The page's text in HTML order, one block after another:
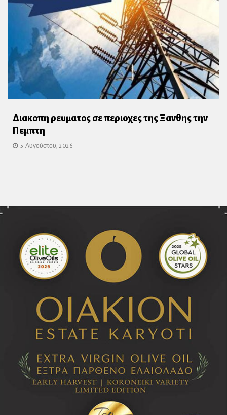
Διακοπη ρευματος σε περιοχες της Ξανθης την
Πεμπτη
5 Αυγούστου, 2026